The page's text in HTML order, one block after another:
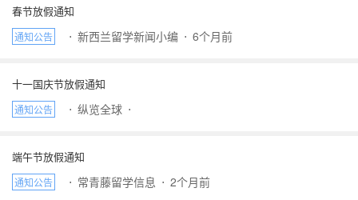
春节放假通知
通知公告 ⋅ 新西兰留学新闻小编 ⋅ 6个月前
十一国庆节放假通知
通知公告 ⋅ 纵览全球 ⋅
端午节放假通知
通知公告 ⋅ 常青藤留学信息 ⋅ 2个月前